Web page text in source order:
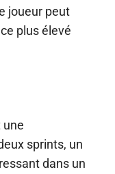
joueur peut
plus élevé
une
sprints, un
dans un